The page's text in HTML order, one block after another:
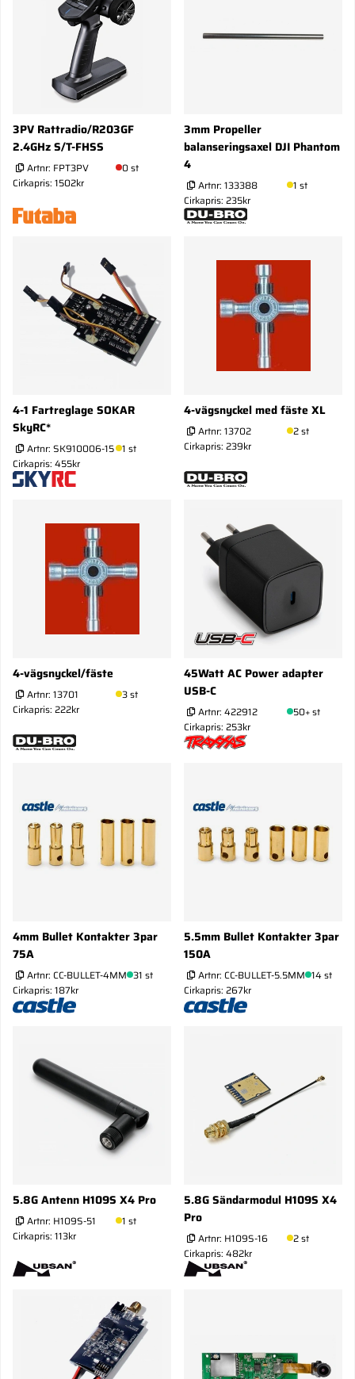
3PV Rattradio/R203GF
2.4GHz S/T-FHSS
Artnr: FPT3PV
0 st
Cirkapris: 1502kr
3mm Propeller
balanseringsaxel DJI Phantom
4
Artnr: 133388
1 st
Cirkapris: 235kr
4-1 Fartreglage SOKAR
SkyRC*
Artnr: SK910006-15 1 st
Cirkapris: 455kr
4-vägsnyckel med fäste XL
Artnr: 13702
2 st
Cirkapris: 239kr
4-vägsnyckel/fäste
Artnr: 13701
3 st
Cirkapris: 222kr
45Watt AC Power adapter
USB-C
Artnr: 422912
50+ st
Cirkapris: 253kr
4mm Bullet Kontakter 3par
75A
Artnr: CC-BULLET-4MM 31 st
Cirkapris: 187kr
5.5mm Bullet Kontakter 3par
150A
Artnr: CC-BULLET-5.5MM 14 st
Cirkapris: 267kr
5.8G Antenn H109S X4 Pro
Artnr: H109S-51
1 st
Cirkapris: 113kr
5.8G Sändarmodul H109S X4
Pro
Artnr: H109S-16
2 st
Cirkapris: 482kr